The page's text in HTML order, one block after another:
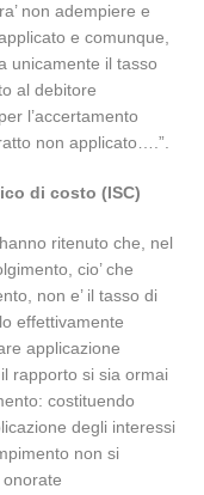
non adempiere e
e comunque,
unicamente il tasso
al debitore
l’accertamento
non applicato….”.
di costo (ISC)
ritenuto che, nel
cio’ che
non e’ il tasso di
effettivamente
applicazione
rapporto si sia ormai
costituendo
degli interessi
non si
onorate